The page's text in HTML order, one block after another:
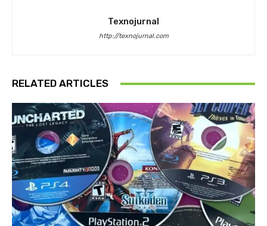
Texnojurnal
http://texnojurnal.com
RELATED ARTICLES